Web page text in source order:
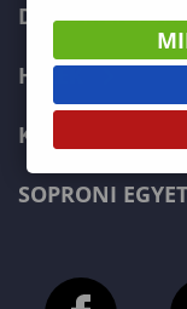
HÍREK
KAPCSOLAT
SOPRONI